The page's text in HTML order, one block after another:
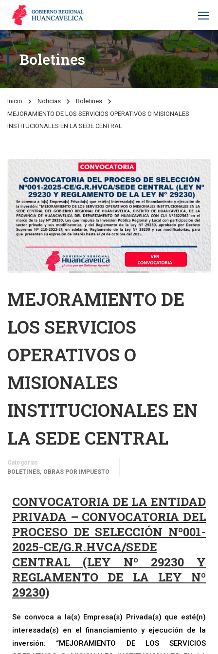
Boletines
Inicio Noticias
Boletines
MEJORAMIENTO DE LOS SERVICIOS OPERATIVOS O MISIONALES
INSTITUCIONALES EN LA SEDE CENTRAL
MEJORAMIENTO DE
LOS SERVICIOS
OPERATIVOS O
MISIONALES
INSTITUCIONALES EN
LA SEDE CENTRAL
Categorías
BOLETINES, OBRAS POR IMPUESTO
CONVOCATORIA DE LA ENTIDAD
PRIVADA – CONVOCATORIA DEL
PROCESO DE SELECCIÓN Nº001-
2025-CE/G.R.HVCA/SEDE
CENTRAL (LEY Nº 29230 Y
REGLAMENTO DE LA LEY Nº
29230)
Se convoca a la(s) Empresa(s) Privada(s) que esté(n)
interesada(s) en el financiamiento y ejecución de la
inversión: “MEJORAMIENTO DE LOS SERVICIOS